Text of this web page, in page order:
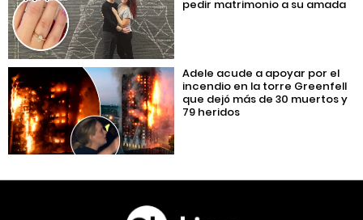
pedir matrimonio a su amada
Adele acude a apoyar por el
incendio en la torre Greenfell
que dejó más de 30 muertos y
79 heridos